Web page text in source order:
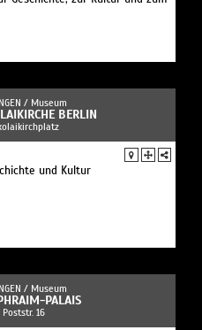
/ Museum
BERLIN
und Kultur
/ Museum
PALAIS
16